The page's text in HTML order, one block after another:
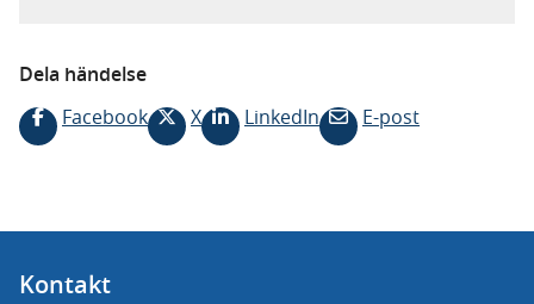
Dela händelse
Facebook
X LinkedIn E-post
Kontakt